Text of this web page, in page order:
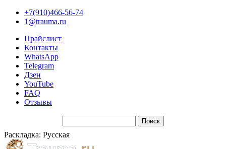
+7(910)466-56-74
1@trauma.ru
Прайслист
Контакты
WhatsApp
Telegram
Дзен
YouTube
FAQ
Отзывы
Раскладка: Русская